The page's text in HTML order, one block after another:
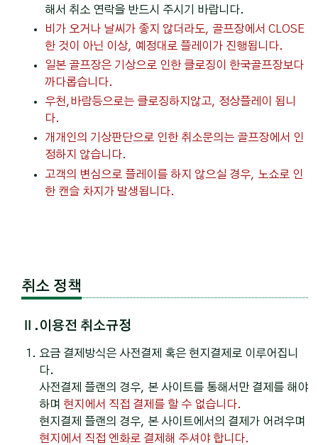
해서 취소 연락을 반드시 주시기 바랍니다.
비가 오거나 날씨가 좋지 않더라도, 골프장에서 CLOSE
한 것이 아닌 이상, 예정대로 플레이가 진행됩니다.
일본 골프장은 기상으로 인한 클로징이 한국골프장보다
까다롭습니다.
우천,바람등으로는 클로징하지않고, 정상플레이 됩니
다.
개개인의 기상판단으로 인한 취소문의는 골프장에서 인
정하지 않습니다.
고객의 변심으로 플레이를 하지 않으실 경우, 노쇼로 인
한 캔슬 차지가 발생됩니다.
취소 정책
Ⅱ.이용전 취소규정
요금 결제방식은 사전결제 혹은 현지결제로 이루어집니
다.
사전결제 플랜의 경우, 본 사이트를 통해서만 결제를 해야
하며 현지에서 직접 결제를 할 수 없습니다.
현지결제 플랜의 경우, 본 사이트에서의 결제가 어려우며
현지에서 직접 엔화로 결제해 주셔야 합니다.